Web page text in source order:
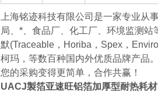
上海铭迹科技有限公司是一家专业
局、*、食品厂、化工厂、环境监测
默(Traceable，Horiba，Spex，
柯玛，等数百种国内外优质品牌产品
您的采购变得更简单，合作共赢！
UACJ製箔亚速旺铝箔加厚型耐热耗材